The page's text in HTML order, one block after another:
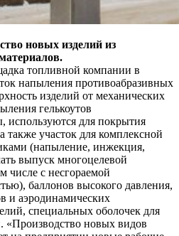
новых изделий из
топливной компании в
напыления противоабразивных
изделий от механических
гелькоутов
для покрытия
также участок для комплексной
(напыление, инжекция,
выпуск многоцелевой
числе с несгораемой
баллонов высокого давления,
и аэродинамических
специальных оболочек для
«Производство новых видов